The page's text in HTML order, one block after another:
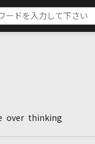
over thinking